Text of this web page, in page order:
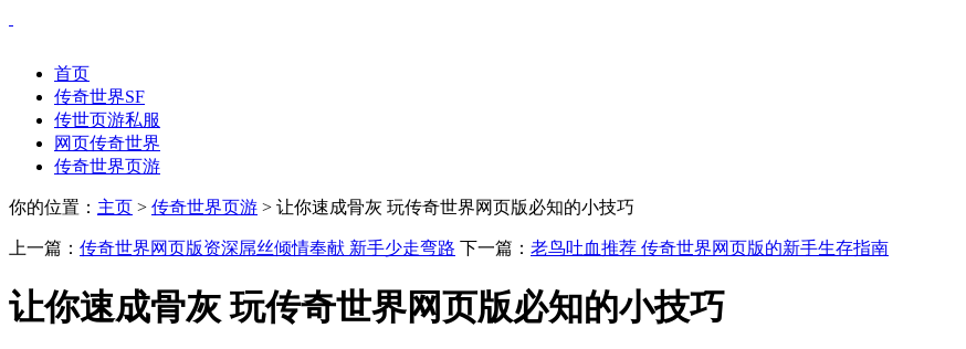
首页
传奇世界SF
传世页游私服
网页传奇世界
传奇世界页游
你的位置： 主页 > 传奇世界页游 > 让你速成骨灰 玩传奇世界网页版必知的小技巧
上一篇： 传奇世界网页版资深屌丝倾情奉献 新手少走弯路 下一篇： 老鸟吐血推荐 传奇世界网页版的新手生存指南
让你速成骨灰 玩传奇世界网页版必知的小技巧